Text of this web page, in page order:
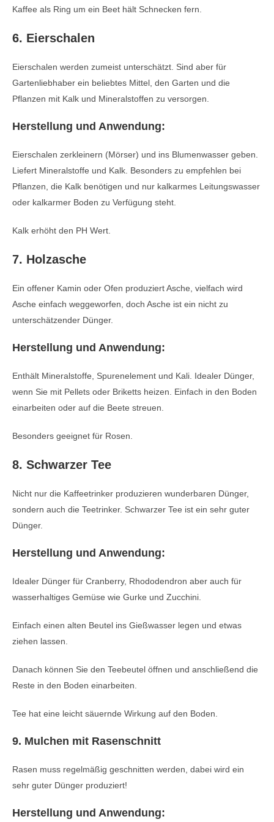
Kaffee als Ring um ein Beet hält Schnecken fern.
6. Eierschalen
Eierschalen werden zumeist unterschätzt. Sind aber für
Gartenliebhaber ein beliebtes Mittel, den Garten und die
Pflanzen mit Kalk und Mineralstoffen zu versorgen.
Herstellung und Anwendung:
Eierschalen zerkleinern (Mörser) und ins Blumenwasser geben.
Liefert Mineralstoffe und Kalk. Besonders zu empfehlen bei
Pflanzen, die Kalk benötigen und nur kalkarmes Leitungswasser
oder kalkarmer Boden zu Verfügung steht.
Kalk erhöht den PH Wert.
7. Holzasche
Ein offener Kamin oder Ofen produziert Asche, vielfach wird
Asche einfach weggeworfen, doch Asche ist ein nicht zu
unterschätzender Dünger.
Herstellung und Anwendung:
Enthält Mineralstoffe, Spurenelement und Kali. Idealer Dünger,
wenn Sie mit Pellets oder Briketts heizen. Einfach in den Boden
einarbeiten oder auf die Beete streuen.
Besonders geeignet für Rosen.
8. Schwarzer Tee
Nicht nur die Kaffeetrinker produzieren wunderbaren Dünger,
sondern auch die Teetrinker. Schwarzer Tee ist ein sehr guter
Dünger.
Herstellung und Anwendung:
Idealer Dünger für Cranberry, Rhododendron aber auch für
wasserhaltiges Gemüse wie Gurke und Zucchini.
Einfach einen alten Beutel ins Gießwasser legen und etwas
ziehen lassen.
Danach können Sie den Teebeutel öffnen und anschließend die
Reste in den Boden einarbeiten.
Tee hat eine leicht säuernde Wirkung auf den Boden.
9. Mulchen mit Rasenschnitt
Rasen muss regelmäßig geschnitten werden, dabei wird ein
sehr guter Dünger produziert!
Herstellung und Anwendung: